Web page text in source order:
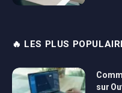
🔥 LES PLUS
sur